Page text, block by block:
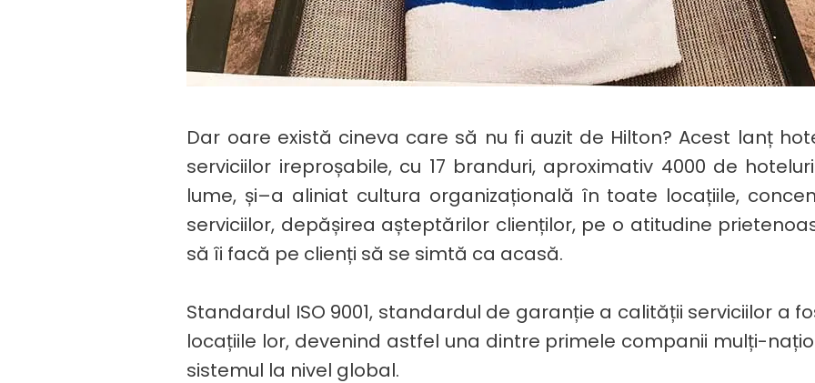
Dar oare există cineva care să nu fi auzit de Hilton? Acest lanț
serviciilor ireproșabile, cu 17 branduri, aproximativ 4000 de
lume, și–a aliniat cultura organizațională în toate locațiile,
serviciilor, depășirea așteptărilor clienților, pe o atitudine
să îi facă pe clienți să se simtă ca acasă.
Standardul ISO 9001, standardul de garanție a calității serviciilor a
locațiile lor, devenind astfel una dintre primele companii mulți-
sistemul la nivel global.